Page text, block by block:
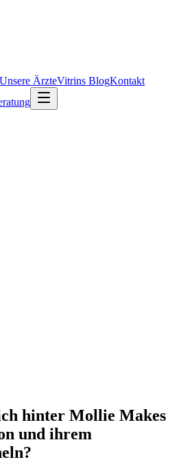
Unsere ÄrzteVitrins BlogKontakt
hinter Mollie Makes
und ihrem